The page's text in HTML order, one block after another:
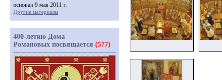
основан 9 мая 2011 г.
Другие материалы
400-летию Дома
Романовых посвящается (577)